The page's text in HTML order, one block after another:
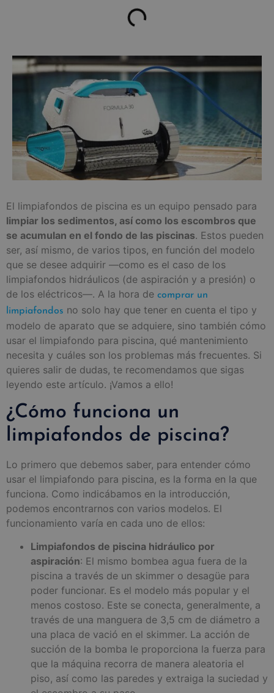
El limpiafondos de piscina es un equipo pensado para
limpiar los sedimentos, así como los escombros que
se acumulan en el fondo de las piscinas. Estos pueden
ser, así mismo, de varios tipos, en función del modelo
que se desee adquirir —como es el caso de los
limpiafondos hidráulicos (de aspiración y a presión) o
de los eléctricos—. A la hora de comprar un
limpiafondos no solo hay que tener en cuenta el tipo y
modelo de aparato que se adquiere, sino también cómo
usar el limpiafondo para piscina, qué mantenimiento
necesita y cuáles son los problemas más frecuentes. Si
quieres salir de dudas, te recomendamos que sigas
leyendo este artículo. ¡Vamos a ello!
¿Cómo funciona un
limpiafondos de piscina?
Lo primero que debemos saber, para entender cómo
usar el limpiafondo para piscina, es la forma en la que
funciona. Como indicábamos en la introducción,
podemos encontrarnos con varios modelos. El
funcionamiento varía en cada uno de ellos:
Limpiafondos de piscina hidráulico por
aspiración: El mismo bombea agua fuera de la
piscina a través de un skimmer o desagüe para
poder funcionar. Es el modelo más popular y el
menos costoso. Este se conecta, generalmente, a
través de una manguera de 3,5 cm de diámetro a
una placa de vació en el skimmer. La acción de
succión de la bomba le proporciona la fuerza para
que la máquina recorra de manera aleatoria el
piso, así como las paredes y extraiga la suciedad y